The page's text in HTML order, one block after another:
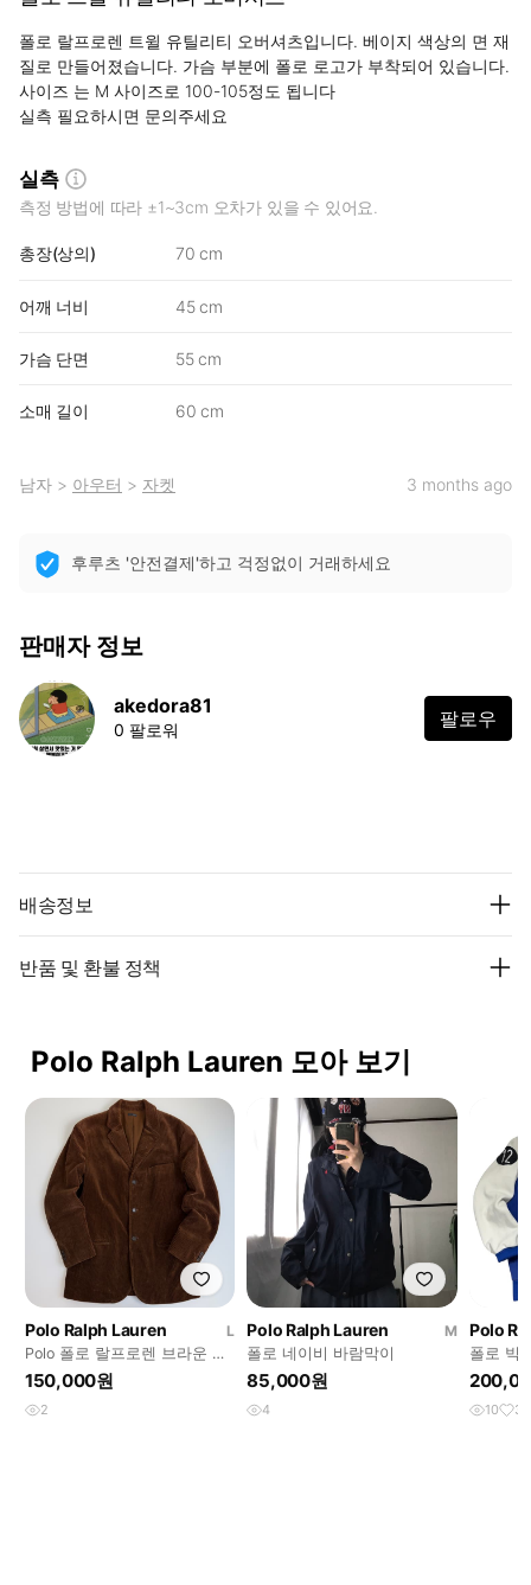
폴로 랄프로렌 트윌 유틸리티 오버셔츠입니다. 베이지 색상의 면 재
질로 만들어졌습니다. 가슴 부분에 폴로 로고가 부착되어 있습니다.
사이즈 는 M 사이즈로 100-105정도 됩니다
실측 필요하시면 문의주세요
실측
측정 방법에 따라 ±1~3cm 오차가 있을 수 있어요.
총장(상의) 70 cm
어깨 너비 45 cm
가슴 단면 55 cm
소매 길이 60 cm
남자 > 아우터 > 자켓 3 months ago
후루츠 '안전결제'하고 걱정없이 거래하세요
판매자 정보
akedora81
0 팔로워 팔로우
배송정보
반품 및 환불 정책
Polo Ralph Lauren 모아 보기
Polo Ralph Lauren
L
Polo 폴로 랄프로렌 브라운 코
듀로이 자켓
150,000원
2
Polo Ralph Lauren
M
폴로 네이비 바람막이
85,000원
4
Polo
폴로 빅
레이싱
10 3